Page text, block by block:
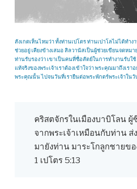
สังเกตเห็นไหมว่า ทั้งท่านเปโตร ท่านเปาโลไม่ได้ทำง
ช่วยอยู่ เคียงข้างเสมอ สิลวานัสเป็นผู้ช่วยเขียนจดหม
ท่านรับรองว่า เขาเป็นคนที่ซื่อสัตย์ในการทำงานรับ
แท้จริงของพระเจ้าเราต้องเข้าใจว่า พระคุณมาถึงเร
พระคุณนั้น ไปจนวันที่เรายืนต่อพระพักตร์พระเจ้าใน
คริสตจักรในเมืองบาบิโลน ผู้
จากพระเจ้าเหมือนกับท่าน ส่
มายังท่าน มาระโกลูกชายข
1 เปโตร 5:13